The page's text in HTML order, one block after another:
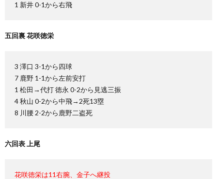
1 新井 0-1から右飛
五回裏 花咲徳栄
3 澤口 3-1から四球
7 鹿野 1-1から左前安打
1 松田→代打 徳永 0-2から見逃三振
4 秋山 0-2から中飛→2死13塁
8 川腰 2-2から鹿野二盗死
六回表 上尾
花咲徳栄は11右腕、金子へ継投